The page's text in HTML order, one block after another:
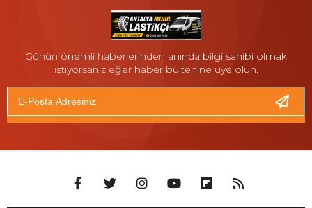
Günün önemli haberlerinden anında bilgi sahibi olmak
istiyorsanız eğer haber bültenine üye olun.